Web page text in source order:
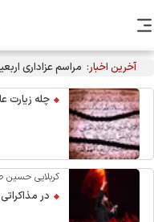
آخرین اخبار: مراسم عزاداری
رهبر انقلاب
چله زیارت عاشورا با
کربلایی حسین
در مذاکراتی